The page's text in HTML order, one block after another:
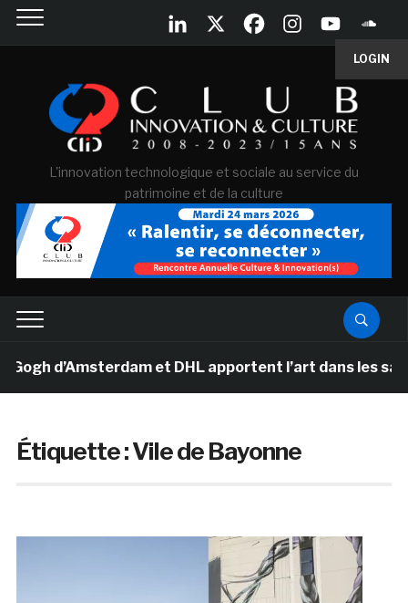
LOGIN
L'innovation technologique et sociale au service du
patrimoine et de la culture
d’Amsterdam et DHL apportent l’art dans les salles
Étiquette :Vile de Bayonne